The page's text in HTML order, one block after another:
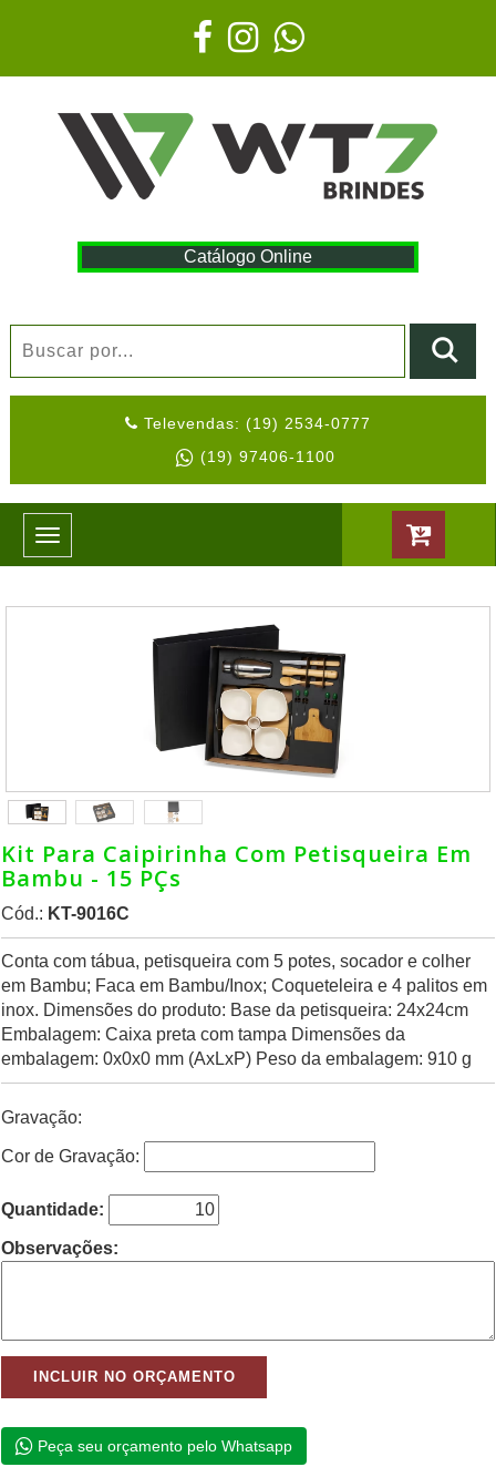
Catálogo Online
Televendas: (19) 2534-0777
(19) 97406-1100
Toggle
navigation
Kit Para Caipirinha Com Petisqueira Em
Bambu - 15 PÇs
Cód.: KT-9016C
Conta com tábua, petisqueira com 5 potes, socador e colher
em Bambu; Faca em Bambu/Inox; Coqueteleira e 4 palitos em
inox. Dimensões do produto: Base da petisqueira: 24x24cm
Embalagem: Caixa preta com tampa Dimensões da
embalagem: 0x0x0 mm (AxLxP) Peso da embalagem: 910 g
Gravação:
Cor de Gravação:
Quantidade:
Observações:
Peça seu orçamento pelo Whatsapp